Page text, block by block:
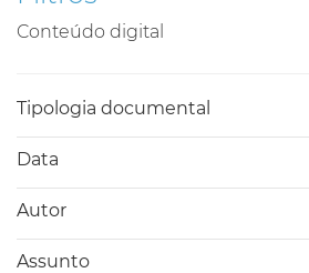
Conteúdo digital
Tipologia documental
Data
Autor
Assunto